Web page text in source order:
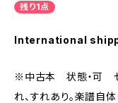
残り1点
International
※中古本 状態・可 ゼ
れ、すれあり。楽譜自